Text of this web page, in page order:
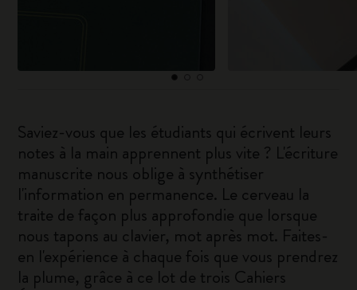
Saviez-vous que les étudiants qui écrivent leurs
notes à la main apprennent plus vite ? L'écriture
manuscrite nous oblige à synthétiser
l'information en permanence. Le cerveau la
traite de façon plus approfondie que lorsque
nous tapons au clavier, mot après mot. Faites-
en l'expérience à chaque fois que vous prendrez
la plume, grâce à ce lot de trois Cahiers